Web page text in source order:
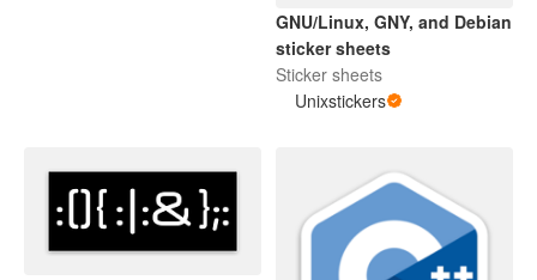
GNU/Linux, GNY, and Debian
sticker sheets
Sticker sheets
Unixstickers